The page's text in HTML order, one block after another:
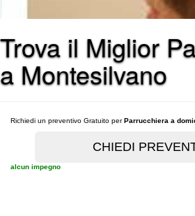
Trova il Miglior
a Montesilvano
Richiedi un preventivo Gratuito perParrucchiera a
alcun impegno